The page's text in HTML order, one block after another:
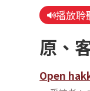
播放聆
原、
Open